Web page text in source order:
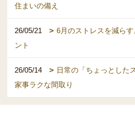
住まいの備え
26/05/21
6月のストレスを減ら
ント
26/05/14
日常の「ちょっとした
家事ラクな間取り